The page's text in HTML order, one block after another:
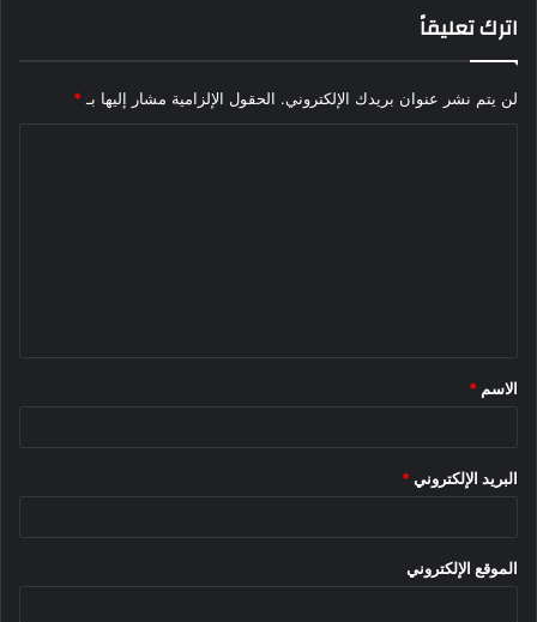
اترك تعليقاً
لن يتم نشر عنوان بريدك الإلكتروني. الحقول الإلزامية مشار إليها بـ *
*
الاسم *
البريد الإلكتروني *
الموقع الإلكتروني